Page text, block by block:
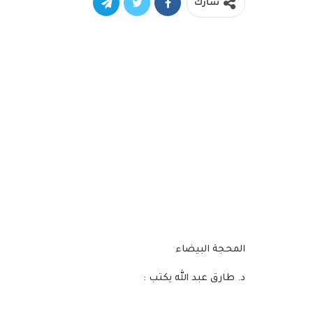
شارك
المحجة البيضاء
د. طارق عبد الله يكتب :